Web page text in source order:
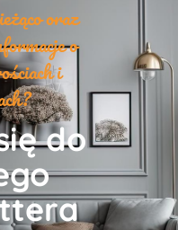
oraz
o
i
do